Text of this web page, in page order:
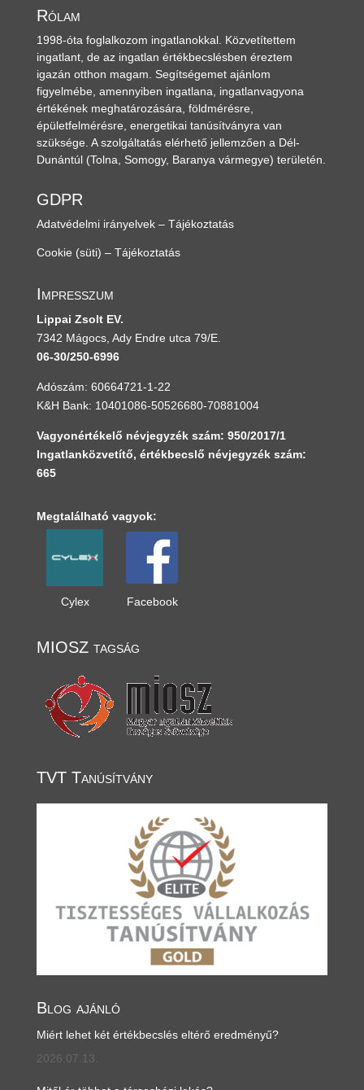
Rólam
1998-óta foglalkozom ingatlanokkal. Közvetítettem
ingatlant, de az ingatlan értékbecslésben éreztem
igazán otthon magam. Segítségemet ajánlom
figyelmébe, amennyiben ingatlana, ingatlanvagyona
értékének meghatározására, földmérésre,
épületfelmérésre, energetikai tanúsítványra van
szüksége. A szolgáltatás elérhető jellemzően a Dél-
Dunántúl (Tolna, Somogy, Baranya vármegye) területén.
GDPR
Adatvédelmi irányelvek – Tájékoztatás
Cookie (süti) – Tájékoztatás
Impresszum
Lippai Zsolt EV.
7342 Mágocs, Ady Endre utca 79/E.
06-30/250-6996
Adószám: 60664721-1-22
K&H Bank: 10401086-50526680-70881004
Vagyonértékelő névjegyzék szám: 950/2017/1
Ingatlanközvetítő, értékbecslő névjegyzék szám:
665
Megtalálható vagyok:
Cylex Facebook
MIOSZ tagság
TVT Tanúsítvány
Blog ajánló
Miért lehet két értékbecslés eltérő eredményű?
2026.07.13.